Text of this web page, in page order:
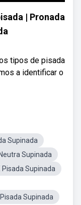
| Pronada
tipos de pisada
a identificar o
Supinada
Supinada
Pisada Supinada
Supinada